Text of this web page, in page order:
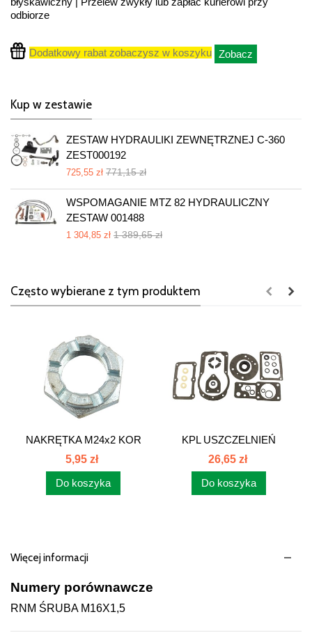
odbiorze
Dodatkowy rabat zobaczysz w koszyku Zobacz
Kup w zestawie
ZESTAW HYDRAULIKI ZEWNĘTRZNEJ C-360
ZEST000192
725,55 zł 771,15 zł
WSPOMAGANIE MTZ 82 HYDRAULICZNY
ZESTAW 001488
1 304,85 zł 1 389,65 zł
Często wybierane z tym produktem
NAKRĘTKA M24x2 KOR
BIZON...
5,95 zł
Do koszyka
KPL USZCZELNIEŃ
POMPY...
26,65 zł
Do koszyka
Więcej informacji
Numery porównawcze
RNM ŚRUBA M16X1,5